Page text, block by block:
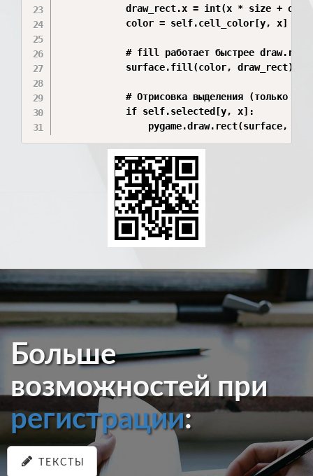
draw_rect.x = int(x * size +
            color = self.cell_color[y, x]
            # fill работает быстрее draw.rect
            surface.fill(color, draw_rect)
# Отрисовка выделения (только
            if self.selected[y, x]:
Больше
возможностей при
регистрации:
ТЕКСТЫ